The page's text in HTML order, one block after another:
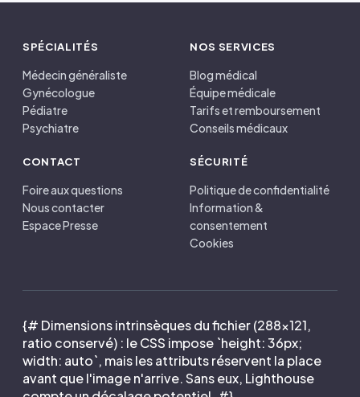
SPÉCIALITÉS
Médecin généraliste
Gynécologue
Pédiatre
Psychiatre
NOS SERVICES
Blog médical
Équipe médicale
Tarifs et remboursement
Conseils médicaux
CONTACT
Foire aux questions
Nous contacter
Espace Presse
SÉCURITÉ
Politique de confidentialité
Information &
consentement
Cookies
{# Dimensions intrinsèques du fichier (288×121,
ratio conservé) : le CSS impose `height: 36px;
width: auto`, mais les attributs réservent la place
avant que l'image n'arrive. Sans eux, Lighthouse